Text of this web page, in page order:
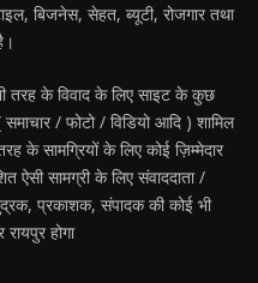
बिजनेस, सेहत, ब्यूटी, रोजगार तथा
तरह के विवाद के लिए साइट के कुछ
समाचार / फोटो / विडियो आदि ) शामिल
के सामग्रियों के लिए कोई ज़िम्मेदार
ऐसी सामग्री के लिए संवाददाता /
प्रकाशक, संपादक की कोई भी
रायपुर होगा